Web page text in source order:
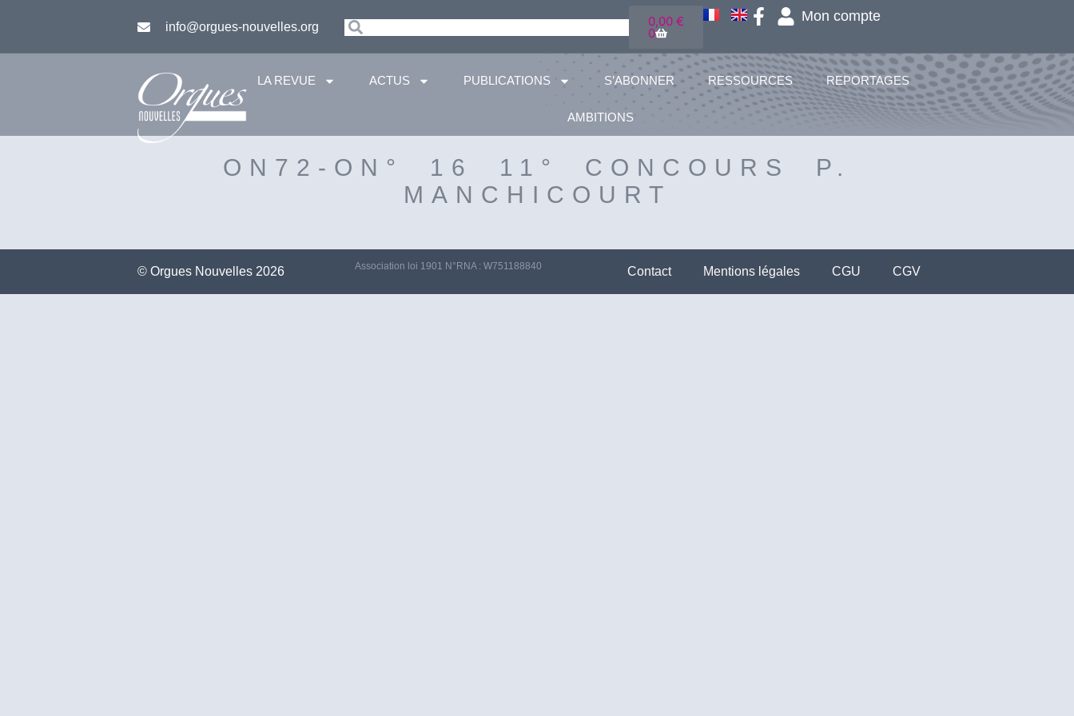
info@orgues-nouvelles.org 0,00€
0
Mon compte
LA REVUE ACTUS PUBLICATIONS S’ABONNER RESSOURCES REPORTAGES
AMBITIONS
ON72-ON° 16 11° CONCOURS P.
MANCHICOURT
©️ Orgues Nouvelles 2026 Association loi 1901 N°RNA : W751188840 Contact Mentions légales CGU CGV